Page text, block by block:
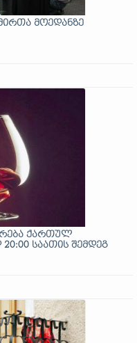
მოედანზე
ქართულ
საათის შემდეგ